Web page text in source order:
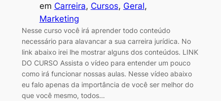
em Carreira, Cursos, Geral
Marketing
Nesse curso você irá aprender todo conteúdo
necessário para alavancar a sua carreira jurídica. No
link abaixo irei lhe mostrar alguns dos conteúdos. LINK
DO CURSO Assista o vídeo para entender um pouco
como irá funcionar nossas aulas. Nesse vídeo abaixo
eu falo apenas da importância de você ser melhor do
que você mesmo, todos…